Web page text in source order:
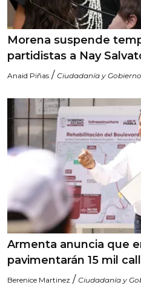
Morena suspende
partidistas a Nay
Anaid Piñas / Ciudadanía y Gobierno
Armenta anuncia que
pavimentarán 15 mil
Berenice Martinez / Ciudadanía y